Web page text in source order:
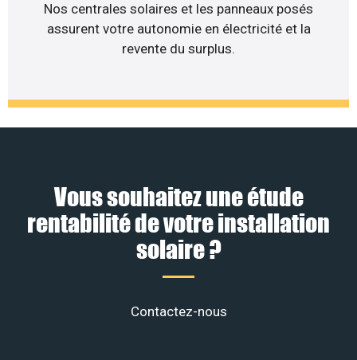
Nos centrales solaires et les panneaux posés
assurent votre autonomie en électricité et la
revente du surplus.
Vous souhaitez une étude
rentabilité de votre installation
solaire ?
Contactez-nous